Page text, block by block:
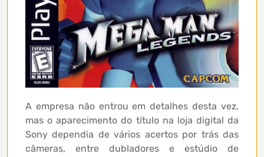
A empresa não entrou em detalhes desta vez,
mas o aparecimento do título na loja digital da
Sony dependia de vários acertos por trás das
câmeras, entre dubladores e estúdio de